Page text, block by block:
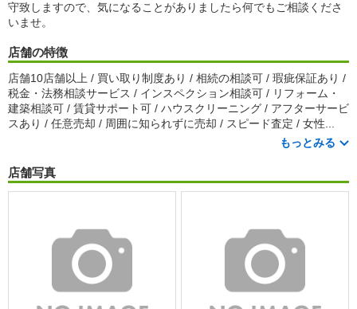
守致しますので、気になることがありましたら何でもご相談くださ
いませ。
店舗の特徴
店舗10店舗以上 / 買い取り制度あり / 相続の相談可 / 瑕疵保証あり /
税金・法務相談サービス / インスペクション相談可 / リフォーム・
建築相談可 / 賃貸サポート可 / ハウスクリーニング / アフターサービ
スあり / 任意売却 / 周囲に知られずに売却 / スピード査定 / 女性...
もっとみる
店舗写真